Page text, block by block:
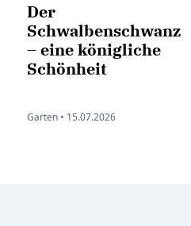
Der
Schwalbenschwanz
– eine königliche
Schönheit
Garten • 15.07.2026